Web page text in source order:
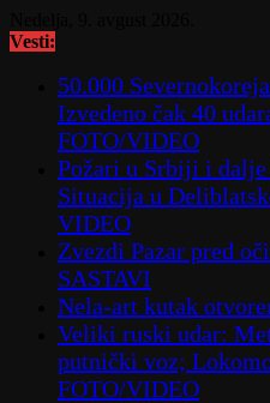
to
Vesti:
50.000
Izvedeno čak 40
FOTO/VIDEO
Požari u Srbiji i
Situacija u
VIDEO
Zvezdi Pazar pred
SASTAVI
Nela-art kutak
Veliki ruski udar:
putnički voz;
FOTO/VIDEO